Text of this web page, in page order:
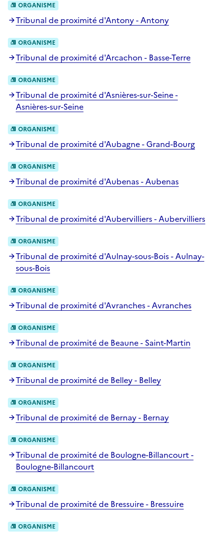
ORGANISME
Tribunal de proximité d'Antony - Antony
ORGANISME
Tribunal de proximité d'Arcachon - Basse-Terre
ORGANISME
Tribunal de proximité d'Asnières-sur-Seine -
Asnières-sur-Seine
ORGANISME
Tribunal de proximité d'Aubagne - Grand-Bourg
ORGANISME
Tribunal de proximité d'Aubenas - Aubenas
ORGANISME
Tribunal de proximité d'Aubervilliers - Aubervilliers
ORGANISME
Tribunal de proximité d'Aulnay-sous-Bois - Aulnay-
sous-Bois
ORGANISME
Tribunal de proximité d'Avranches - Avranches
ORGANISME
Tribunal de proximité de Beaune - Saint-Martin
ORGANISME
Tribunal de proximité de Belley - Belley
ORGANISME
Tribunal de proximité de Bernay - Bernay
ORGANISME
Tribunal de proximité de Boulogne-Billancourt -
Boulogne-Billancourt
ORGANISME
Tribunal de proximité de Bressuire - Bressuire
ORGANISME